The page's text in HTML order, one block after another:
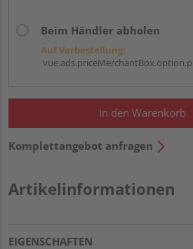
Beim Händler abholen
Auf Vorbestellung:
In den Warenkorb
Komplettangebot anfragen
Artikelinformationen
EIGENSCHAFTEN